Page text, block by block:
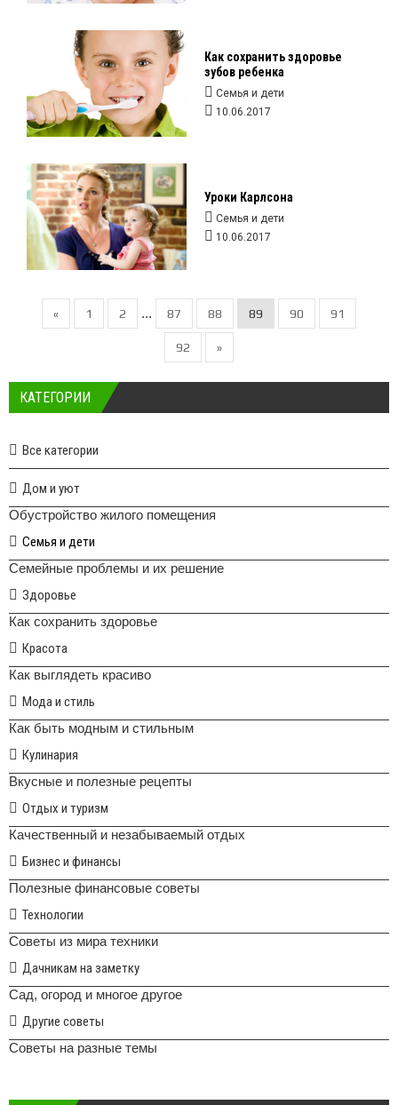
Как сохранить здоровье
зубов ребенка
Семья и дети
10.06.2017
Уроки Карлсона
Семья и дети
10.06.2017
« 1 2 ... 87 88 89 90 91
92 »
КАТЕГОРИИ
Все категории
Дом и уют
Обустройство жилого помещения
Семья и дети
Семейные проблемы и их решение
Здоровье
Как сохранить здоровье
Красота
Как выглядеть красиво
Мода и стиль
Как быть модным и стильным
Кулинария
Вкусные и полезные рецепты
Отдых и туризм
Качественный и незабываемый отдых
Бизнес и финансы
Полезные финансовые советы
Технологии
Советы из мира техники
Дачникам на заметку
Сад, огород и многое другое
Другие советы
Советы на разные темы